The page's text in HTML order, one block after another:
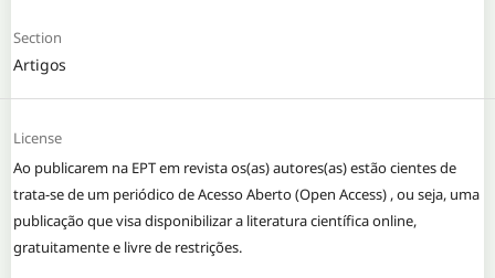
Section
Artigos
License
Ao publicarem na EPT em revista os(as) autores(as) estão cientes de
trata-se de um periódico de Acesso Aberto (Open Access) , ou seja, uma
publicação que visa disponibilizar a literatura científica online,
gratuitamente e livre de restrições.